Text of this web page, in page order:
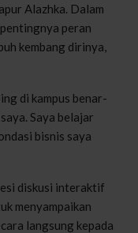
Alazhka. Dalam
peran
kembang dirinya,
di kampus benar-
Saya belajar
bisnis saya
diskusi interaktif
menyampaikan
langsung kepada